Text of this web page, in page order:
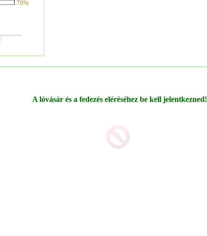
70%
A lóvásár és a fedezés eléréséhez be kell jelentkezned!